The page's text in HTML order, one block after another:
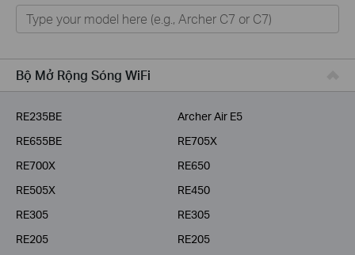
Thiết Bị Mạng
Nhà Thông Minh
Giải Pháp Doanh Nghiệp
Dịch Vụ Viễn Thông
Bộ Mở Rộng Sóng WiFi
RE235BE
Archer Air E5
RE655BE
RE705X
RE700X
RE650
RE505X
RE450
RE305
RE305
RE205
RE205